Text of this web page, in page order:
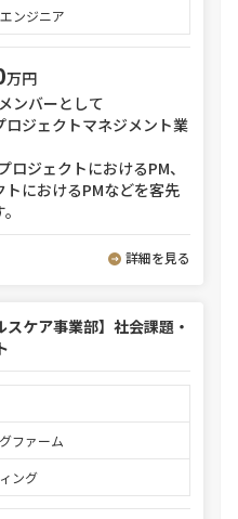
ンジニア
万円
ンバーとして
ジェクトマネジメント業
ジェクトにおけるPM、
におけるPMなどを客先
詳細を見る
スケア事業部】社会課題・
ファーム
ング